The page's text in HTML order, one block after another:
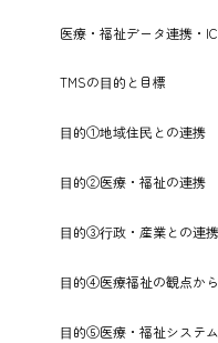
医療・福祉データ連携・
TMSの⽬的と目標
⽬的①地域住⺠との連携
⽬的②医療・福祉の連携
⽬的③⾏政・産業との連携
⽬的④医療福祉の観点か
⽬的⑤医療・福祉システ